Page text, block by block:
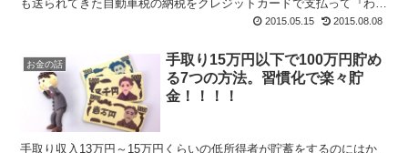
も送られてきた自動車税の納税をクレジットカードで支払って『わず
かばかりのポイントゲットだぜ』と喜び勇んでヤフー...
2015.05.15 2015.08.08
お金の話
手取り15万円以下で100万円貯め
る7つの方法。習慣化で楽々貯
金！！！！
手取り収入13万円～15万円くらいの低所得者が貯蓄をするのにはか